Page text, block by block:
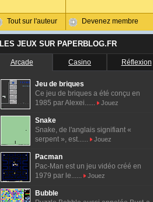
Tout sur l'auteur Devenez membre
LES JEUX SUR PAPERBLOG.FR
Arcade Casino Réflexion
Jeu de briques
Ce jeu de briques a été conçu en
1985 par Alexei......
Jouez
Snake
Snake, de l'anglais signifiant «
serpent », est......
Jouez
Pacman
Pac-Man est un jeu vidéo créé en
1979 par le......
Jouez
Bubble